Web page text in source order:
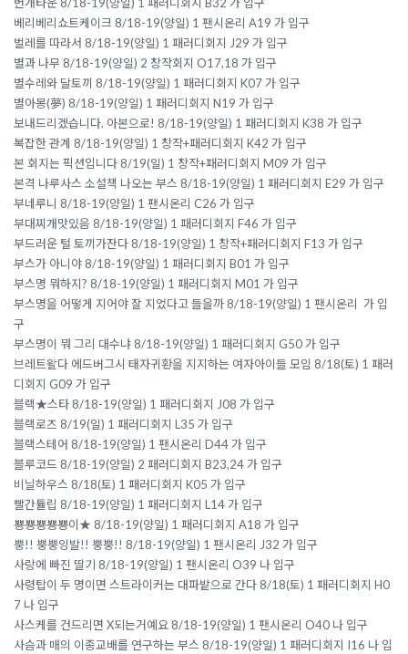
베리베리쇼트케이크 8/18-19(양일) 1 팬시온리 A19 가 입구
벌레를 따라서 8/18-19(양일) 1 패러디회지 J29 가 입구
별과 나무 8/18-19(양일) 2 창작회지 O17,18 가 입구
별수레와 달토끼 8/18-19(양일) 1 패러디회지 K07 가 입구
별아몽(夢) 8/18-19(양일) 1 패러디회지 N19 가 입구
보내드리겠습니다. 아본으로! 8/18-19(양일) 1 패러디회지 K38 가 입구
복잡한 관계 8/18-19(양일) 1 창작+패러디회지 K42 가 입구
본 회지는 픽션입니다 8/19(일) 1 창작+패러디회지 M09 가 입구
본격 나루사스 소설책 나오는 부스 8/18-19(양일) 1 패러디회지 E29 가 입구
부네루니 8/18-19(양일) 1 팬시온리 C26 가 입구
부대찌개맛있음 8/18-19(양일) 1 패러디회지 F46 가 입구
부드러운 털 토끼가잔다 8/18-19(양일) 1 창작+패러디회지 F13 가 입구
부스가 아니야 8/18-19(양일) 1 패러디회지 B01 가 입구
부스명 뭐하지? 8/18-19(양일) 1 패러디회지 M01 가 입구
부스명을 어떻게 지어야 잘 지었다고 들을까 8/18-19(양일) 1 팬시온리 가 입
구
부스명이 뭐 그리 대수냐 8/18-19(양일) 1 패러디회지 G50 가 입구
브레트왈다 에드버그시 태자귀환을 지지하는 여자아이들 모임 8/18(토) 1 패러
디회지 G09 가 입구
블랙★스타 8/18-19(양일) 1 패러디회지 J08 가 입구
블랙로즈 8/19(일) 1 패러디회지 L35 가 입구
블랙스테어 8/18-19(양일) 1 팬시온리 D44 가 입구
블루코드 8/18-19(양일) 2 패러디회지 B23,24 가 입구
비닐하우스 8/18(토) 1 패러디회지 K05 가 입구
빨간튤립 8/18-19(양일) 1 패러디회지 L14 가 입구
뿅뿅뿅뿅뿅이★ 8/18-19(양일) 1 패러디회지 A18 가 입구
뿡!! 뿡뿡잉발!! 뿡뿡!! 8/18-19(양일) 1 팬시온리 J32 가 입구
사랑에 빠진 딸기 8/18-19(양일) 1 팬시온리 O39 나 입구
사령탑이 두 명이면 스트라이커는 대파밭으로 간다 8/18(토) 1 패러디회지 H0
7 나 입구
사스케를 건드리면 X되는거예요 8/18-19(양일) 1 팬시온리 O40 나 입구
사슴과 매의 이종교배를 연구하는 부스 8/18-19(양일) 1 패러디회지 I16 나 입